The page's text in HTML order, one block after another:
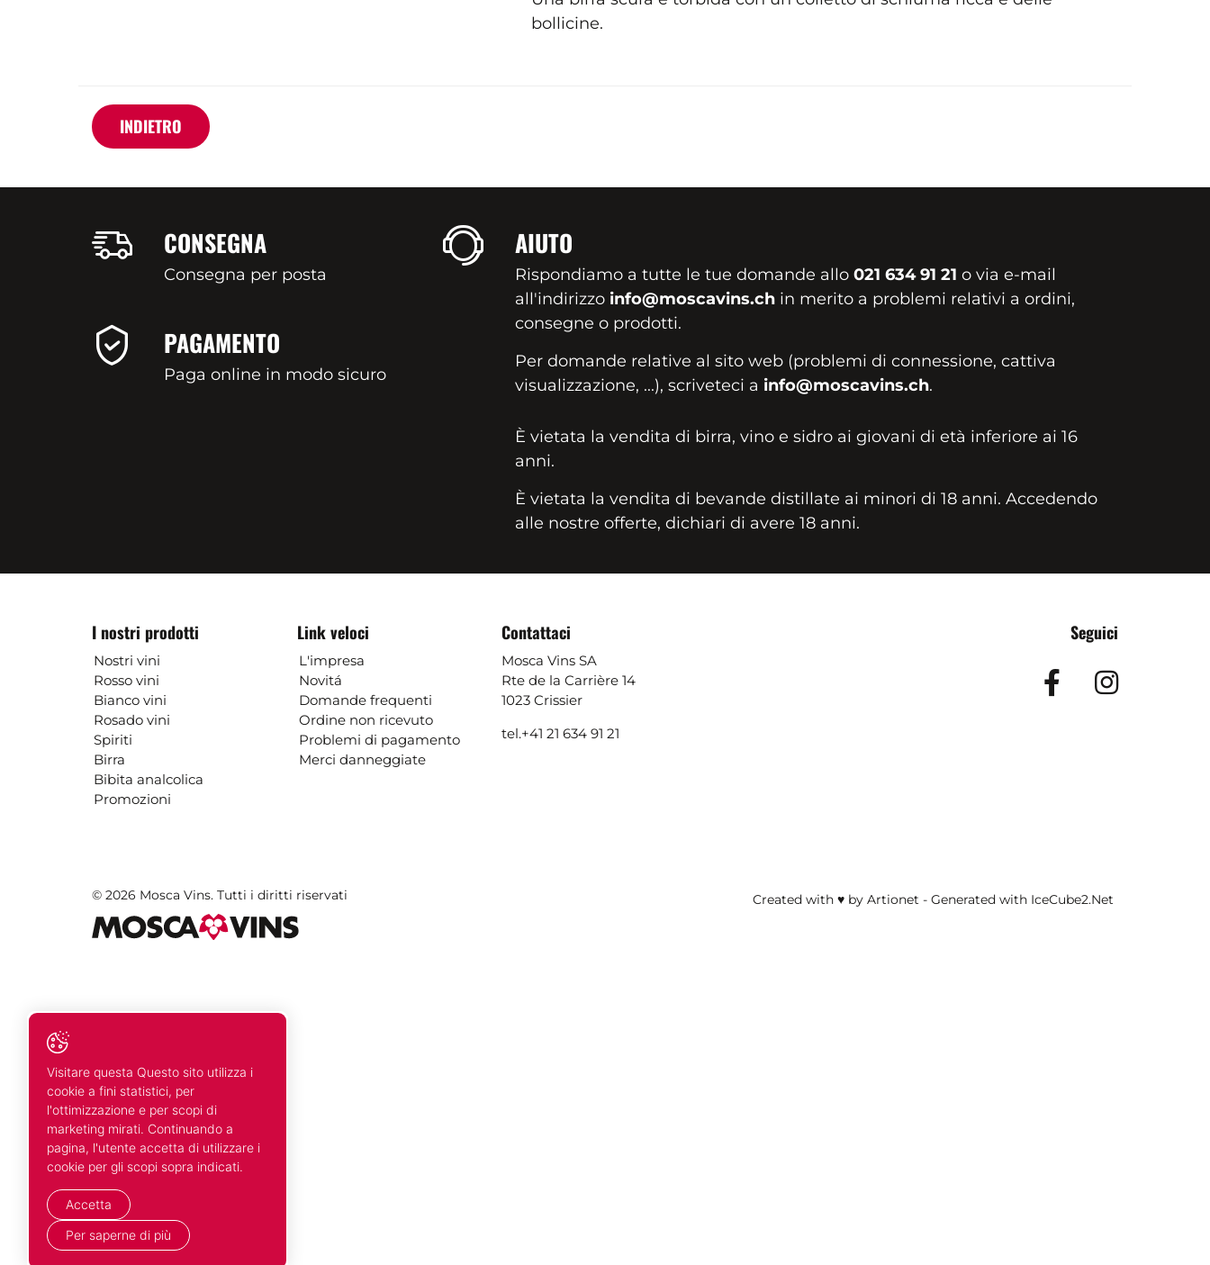
bollicine.
INDIETRO
CONSEGNA
Consegna per posta
PAGAMENTO
Paga online in modo sicuro
AIUTO
Rispondiamo a tutte le tue domande allo 021 634 91 21 o via e-mail
all'indirizzo info@moscavins.ch in merito a problemi relativi a ordini,
consegne o prodotti.
Per domande relative al sito web (problemi di connessione, cattiva
visualizzazione, ...), scriveteci a info@moscavins.ch.
È vietata la vendita di birra, vino e sidro ai giovani di età inferiore ai 16
anni.
È vietata la vendita di bevande distillate ai minori di 18 anni. Accedendo
alle nostre offerte, dichiari di avere 18 anni.
I nostri prodotti
Nostri vini
Rosso vini
Bianco vini
Rosado vini
Spiriti
Birra
Bibita analcolica
Promozioni
Link veloci
L'impresa
Novitá
Domande frequenti
Ordine non ricevuto
Problemi di pagamento
Merci danneggiate
Contattaci
Mosca Vins SA
Rte de la Carrière 14
1023 Crissier
tel.+41 21 634 91 21
Seguici
Facebook
© 2026 Mosca Vins. Tutti i diritti riservati Created with ♥ by Artionet - Generated with IceCube2.Net
Visitare questa Questo sito utilizza i
cookie a fini statistici, per
l'ottimizzazione e per scopi di
marketing mirati. Continuando a
pagina, l'utente accetta di utilizzare i
cookie per gli scopi sopra indicati.
Accetta
Per saperne di più